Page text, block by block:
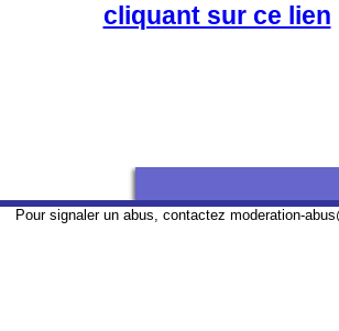
cliquant sur ce lien
Pour signaler un abus, contactez moderation-